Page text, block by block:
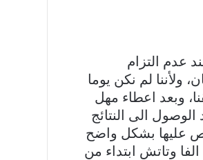
عدم التزام
ولأننا لم نكن يوما
وبعد اعطاء مهل
الوصول الى النتائج
عليها بشكل واضح
وتاتش ابتداء من